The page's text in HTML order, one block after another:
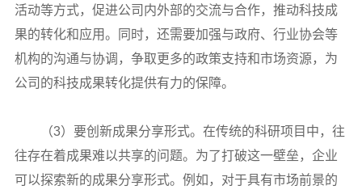
活动等方式，促进公司内外部的交流与合作，推动科技成
果的转化和应用。同时，还需要加强与政府、行业协会等
机构的沟通与协调，争取更多的政策支持和市场资源，为
公司的科技成果转化提供有力的保障。
（3）要创新成果分享形式。在传统的科研项目中，往
往存在着成果难以共享的问题。为了打破这一壁垒，企业
可以探索新的成果分享形式。例如，对于具有市场前景的